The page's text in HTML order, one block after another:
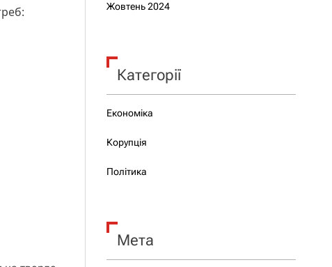
Жовтень 2024
Категорії
Економіка
Корупція
Політика
Мета